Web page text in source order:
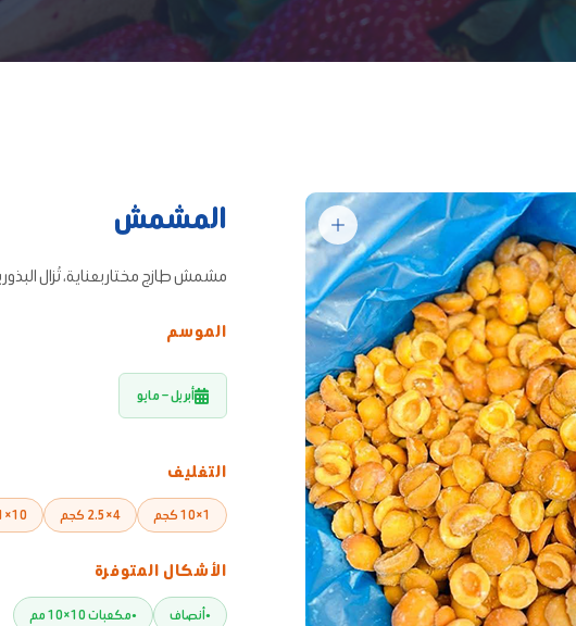
المشمش
مشمش طازج مختار بعناية، تُزال
الموسم
أبريل – مايو
التغليف
1×10 كجم 4×2.5 كجم 10×1 كجم
الأشكال المتوفرة
أنصاف مكعبات 10×10 مم